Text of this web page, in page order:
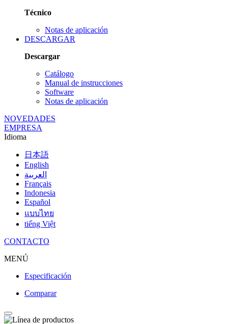
Técnico
Notas de aplicación
DESCARGAR
Descargar
Catálogo
Manual de instrucciones
Software
Notas de aplicación
NOVEDADES
EMPRESA
Idioma
日本語
English
العربية
Français
Indonesia
Español
แบบไทย
tiếng Việt
CONTACTO
MENÚ
Especificación
Comparar